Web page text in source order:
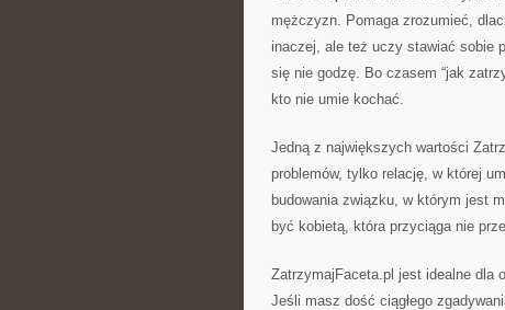
mężczyzn. Pomaga zrozumieć,
inaczej, ale też uczy stawiać sobie
się nie godzę. Bo czasem “jak
kto nie umie kochać.
Jedną z największych wartości
problemów, tylko relację, w której
budowania związku, w którym jest
być kobietą, która przyciąga nie
ZatrzymajFaceta.pl jest idealne dla
Jeśli masz dość ciągłego